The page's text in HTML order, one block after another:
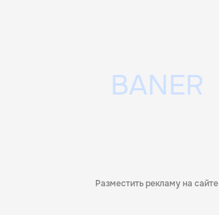
Разместить рекламу на сайте